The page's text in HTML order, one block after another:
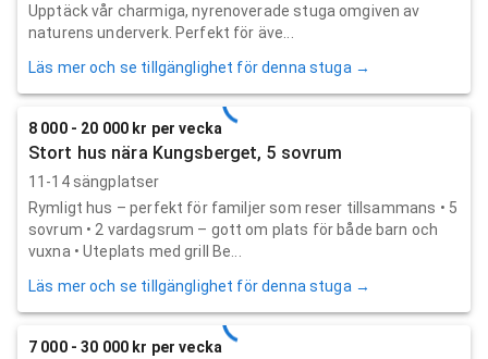
Upptäck vår charmiga, nyrenoverade stuga omgiven av
naturens underverk. Perfekt för äve...
Läs mer och se tillgänglighet för denna stuga →
8 000 - 20 000 kr per vecka
Stort hus nära Kungsberget, 5 sovrum
11-14 sängplatser
Rymligt hus – perfekt för familjer som reser tillsammans • 5
sovrum • 2 vardagsrum – gott om plats för både barn och
vuxna • Uteplats med grill Be...
Läs mer och se tillgänglighet för denna stuga →
7 000 - 30 000 kr per vecka